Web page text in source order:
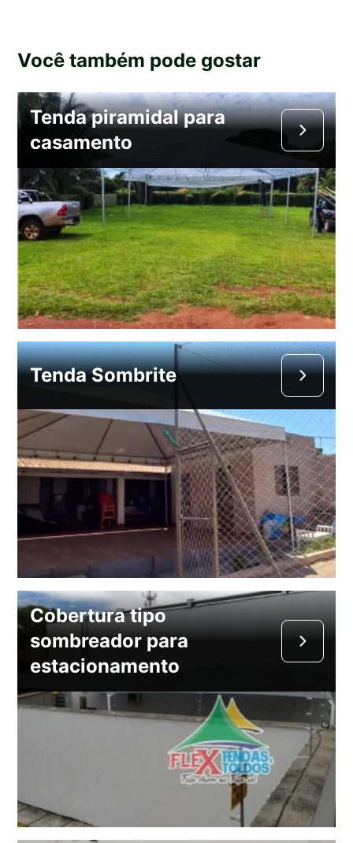
Você também pode gostar
Tenda piramidal para
casamento
Tenda Sombrite
Cobertura tipo
sombreador para
estacionamento